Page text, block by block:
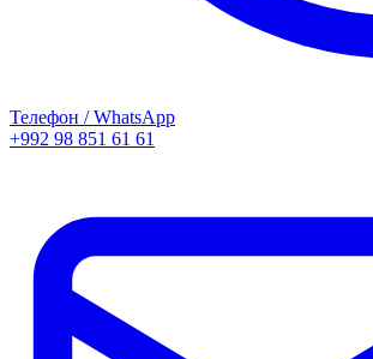
Телефон / WhatsApp
+992 98 851 61 61